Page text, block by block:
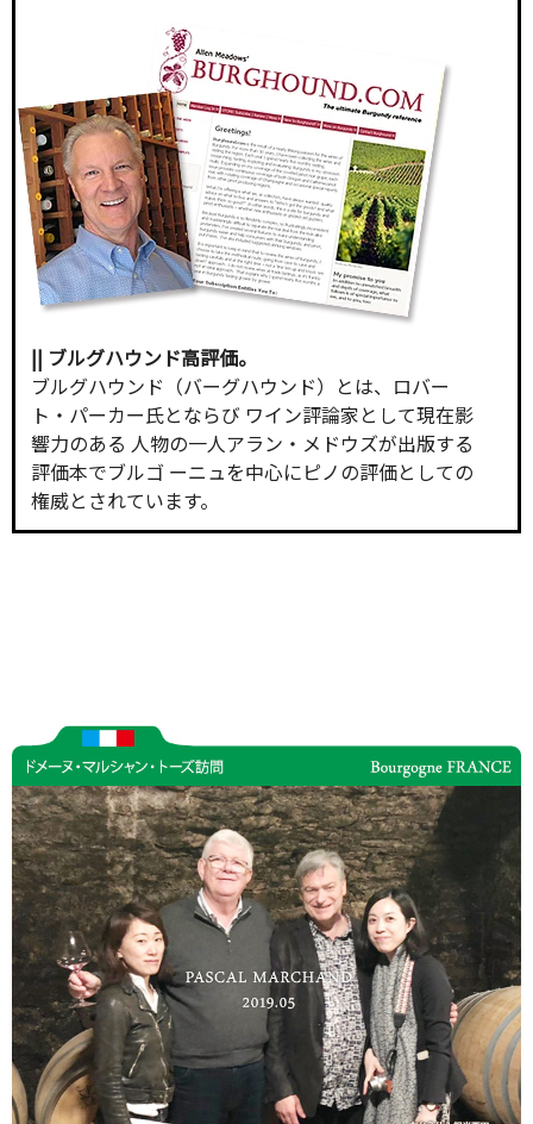
|| ブルグハウンド高評価。
ブルグハウンド（バーグハウンド）とは、ロバー
ト・パーカー氏とならび ワイン評論家として現在影
響力のある 人物の一人アラン・メドウズが出版する
評価本でブルゴ ーニュを中心にピノの評価としての
権威とされています。